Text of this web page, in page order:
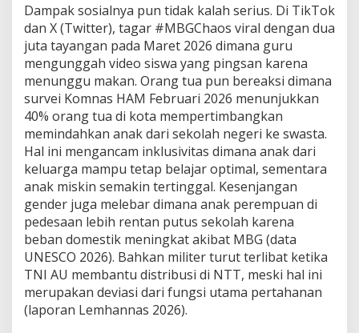
Dampak sosialnya pun tidak kalah serius. Di TikTok
dan X (Twitter), tagar #MBGChaos viral dengan dua
juta tayangan pada Maret 2026 dimana guru
mengunggah video siswa yang pingsan karena
menunggu makan. Orang tua pun bereaksi dimana
survei Komnas HAM Februari 2026 menunjukkan
40% orang tua di kota mempertimbangkan
memindahkan anak dari sekolah negeri ke swasta.
Hal ini mengancam inklusivitas dimana anak dari
keluarga mampu tetap belajar optimal, sementara
anak miskin semakin tertinggal. Kesenjangan
gender juga melebar dimana anak perempuan di
pedesaan lebih rentan putus sekolah karena
beban domestik meningkat akibat MBG (data
UNESCO 2026). Bahkan militer turut terlibat ketika
TNI AU membantu distribusi di NTT, meski hal ini
merupakan deviasi dari fungsi utama pertahanan
(laporan Lemhannas 2026).